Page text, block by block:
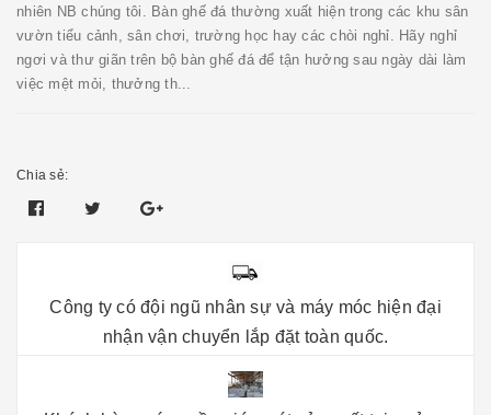
nhiên NB chúng tôi. Bàn ghế đá thường xuất hiện trong các khu sân
vườn tiểu cảnh, sân chơi, trường học hay các chòi nghỉ. Hãy nghỉ
ngơi và thư giãn trên bộ bàn ghế đá để tận hưởng sau ngày dài làm
việc mệt mỏi, thưởng th...
Chia sẻ:
Công ty có đội ngũ nhân sự và máy móc hiện đại
nhận vận chuyển lắp đặt toàn quốc.